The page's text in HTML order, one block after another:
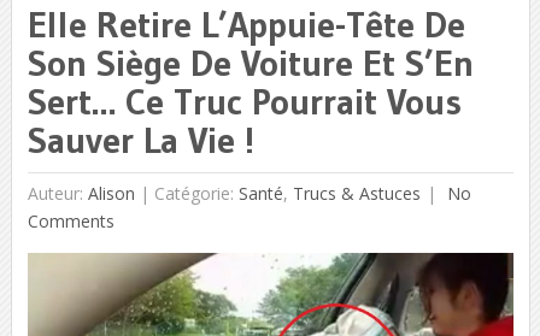
Elle Retire L’Appuie-Tête De
Son Siège De Voiture Et S’En
Sert… Ce Truc Pourrait Vous
Sauver La Vie !
Auteur: Alison | Catégorie: Santé, Trucs & Astuces
No
Comments